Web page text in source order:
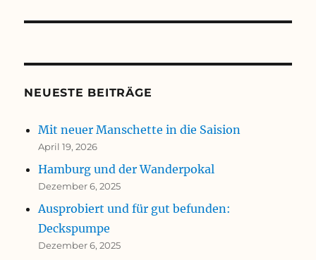
NEUESTE BEITRÄGE
Mit neuer Manschette in die Saision
April 19, 2026
Hamburg und der Wanderpokal
Dezember 6, 2025
Ausprobiert und für gut befunden:
Deckspumpe
Dezember 6, 2025